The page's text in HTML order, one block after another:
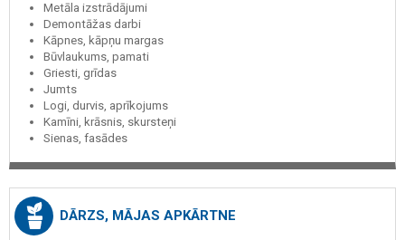
Metāla izstrādājumi
Demontāžas darbi
Kāpnes, kāpņu margas
Būvlaukums, pamati
Griesti, grīdas
Jumts
Logi, durvis, aprīkojums
Kamīni, krāsnis, skursteņi
Sienas, fasādes
DĀRZS, MĀJAS APKĀRTNE